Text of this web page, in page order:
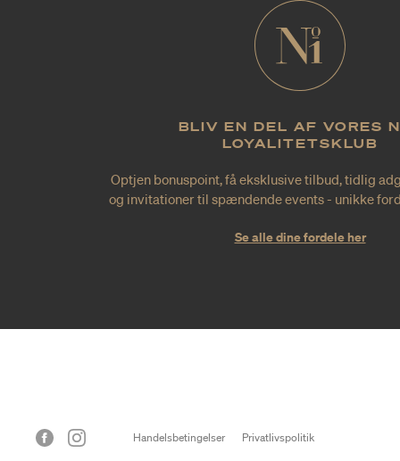
BLIV EN DEL AF VORES
LOYALITETSKLUB
Optjen bonuspoint, få eksklusive tilbud, tidlig
og invitationer til spændende events - unikke
Se alle dine fordele her
Handelsbetingelser Privatlivspolitik